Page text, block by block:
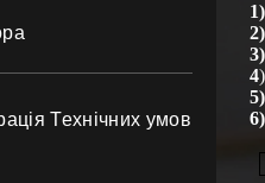
Технічних умов
1)
2)
3)
4
5)
6)